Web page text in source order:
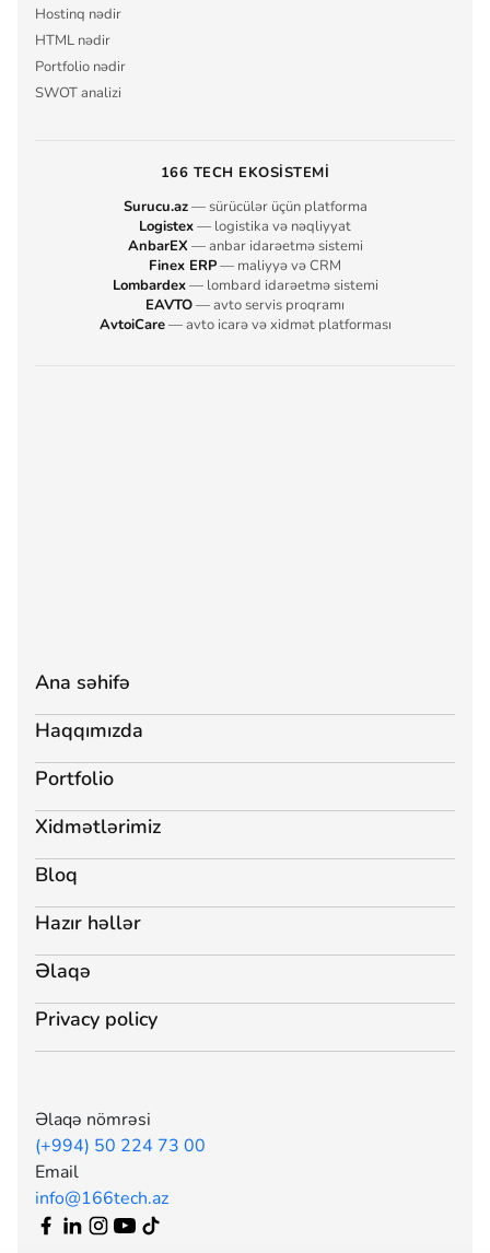
Hostinq nədir
HTML nədir
Portfolio nədir
SWOT analizi
166 TECH EKOSISTEMI
Surucu.az— sürücülər üçün platforma
Logistex— logistika və nəqliyyat
AnbarEX — anbar idarəetmə sistemi
Finex ERP— maliyyə və CRM
Lombardex— lombard idarəetmə sistemi
EAVTO— avto servis proqramı
AvtoiCare— avto icarə və xidmət platforması
Ana səhifə
Haqqımızda
Portfolio
Xidmətlərimiz
Bloq
Hazır həllər
Əlaqə
Privacy policy
Əlaqə nömrəsi
(+994) 50 224 73 00
Email
info@166tech.az